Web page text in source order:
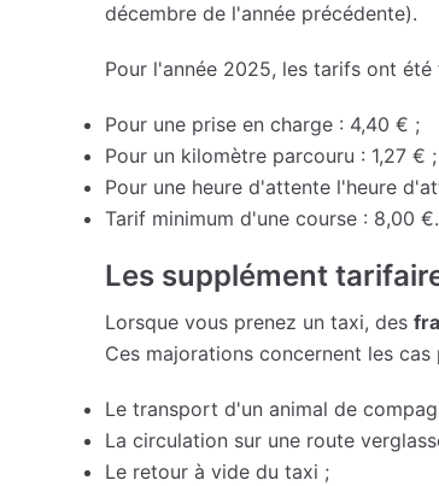
décembre de l'année précédente).
Pour l'année 2025, les tarifs ont
Pour une prise en charge : 4,40 € ;
Pour un kilomètre parcouru : 1,27 € ;
Pour une heure d'attente l'heure
Tarif minimum d'une course : 8,00 €.
Les supplément
Lorsque vous prenez un taxi, des
Ces majorations concernent les
Le transport d'un animal de
La circulation sur une route
Le retour à vide du taxi ;